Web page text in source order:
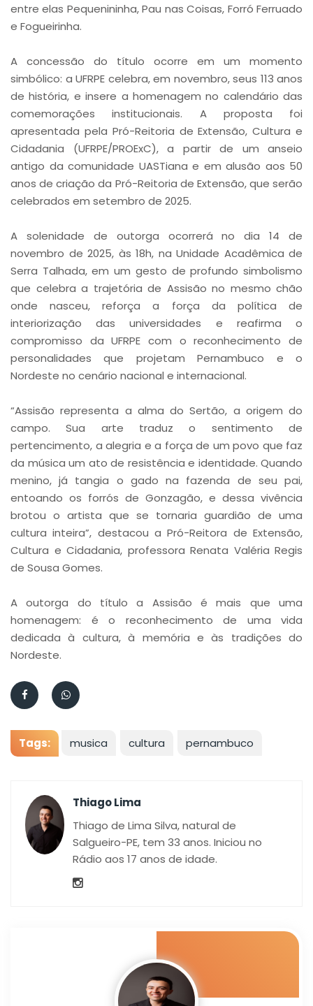
entre elas Pequenininha, Pau nas Coisas, Forró Ferruado
e Fogueirinha.
A concessão do título ocorre em um momento
simbólico: a UFRPE celebra, em novembro, seus 113 anos
de história, e insere a homenagem no calendário das
comemorações institucionais. A proposta foi
apresentada pela Pró-Reitoria de Extensão, Cultura e
Cidadania (UFRPE/PROExC), a partir de um anseio
antigo da comunidade UASTiana e em alusão aos 50
anos de criação da Pró-Reitoria de Extensão, que serão
celebrados em setembro de 2025.
A solenidade de outorga ocorrerá no dia 14 de
novembro de 2025, às 18h, na Unidade Acadêmica de
Serra Talhada, em um gesto de profundo simbolismo
que celebra a trajetória de Assisão no mesmo chão
onde nasceu, reforça a força da política de
interiorização das universidades e reafirma o
compromisso da UFRPE com o reconhecimento de
personalidades que projetam Pernambuco e o
Nordeste no cenário nacional e internacional.
“Assisão representa a alma do Sertão, a origem do
campo. Sua arte traduz o sentimento de
pertencimento, a alegria e a força de um povo que faz
da música um ato de resistência e identidade. Quando
menino, já tangia o gado na fazenda de seu pai,
entoando os forrós de Gonzagão, e dessa vivência
brotou o artista que se tornaria guardião de uma
cultura inteira”, destacou a Pró-Reitora de Extensão,
Cultura e Cidadania, professora Renata Valéria Regis
de Sousa Gomes.
A outorga do título a Assisão é mais que uma
homenagem: é o reconhecimento de uma vida
dedicada à cultura, à memória e às tradições do
Nordeste.
Tags: musica cultura pernambuco
Thiago Lima
Thiago de Lima Silva, natural de
Salgueiro-PE, tem 33 anos. Iniciou no
Rádio aos 17 anos de idade.